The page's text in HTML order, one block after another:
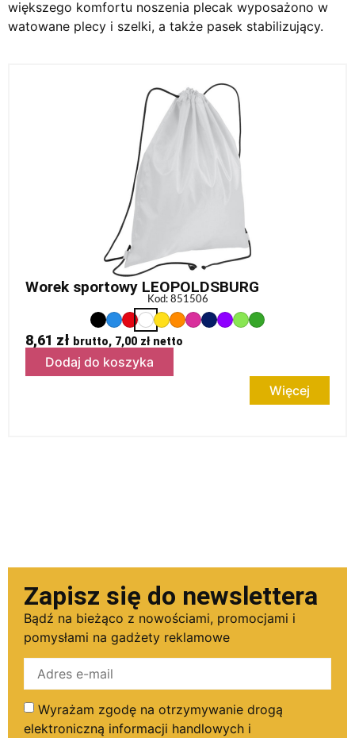
większego komfortu noszenia plecak wyposażono w
watowane plecy i szelki, a także pasek stabilizujący.
Worek sportowy LEOPOLDSBURG
Kod: 851506
8,61 zł brutto, 7,00 złnetto
Dodaj do koszyka
Więcej
Zapisz się do newslettera
Bądź na bieżąco z nowościami, promocjami i
pomysłami na gadżety reklamowe
Wyrażam zgodę na otrzymywanie drogą
elektroniczną informacji handlowych i